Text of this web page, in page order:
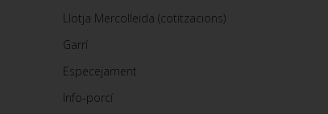
Llotja Mercolleida (cotitzacions)
Garrí
Especejament
Info-porcí